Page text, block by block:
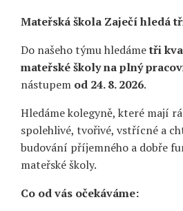
Mateřská škola Zaječí hledá
Do našeho týmu hledámetři
mateřské školy na plný
nástupem od 24. 8. 2026.
Hledáme kolegyně, které mají
spolehlivé, tvořivé, vstřícné a
budování příjemného a dobře
mateřské školy.
Co od vás očekáváme: